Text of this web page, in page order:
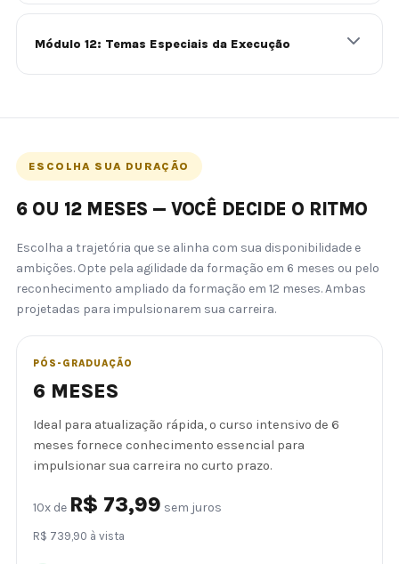
Módulo 12: Temas Especiais da Execução
ESCOLHA SUA DURAÇÃO
6 OU 12 MESES — VOCÊ DECIDE O RITMO
Escolha a trajetória que se alinha com sua disponibilidade e
ambições. Opte pela agilidade da formação em 6 meses ou pelo
reconhecimento ampliado da formação em 12 meses. Ambas
projetadas para impulsionarem sua carreira.
PÓS-GRADUAÇÃO
6 MESES
Ideal para atualização rápida, o curso intensivo de 6
meses fornece conhecimento essencial para
impulsionar sua carreira no curto prazo.
10x de R$ 73,99 sem juros
R$ 739,90 à vista